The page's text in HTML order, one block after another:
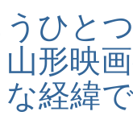
うひと
形映
経緯